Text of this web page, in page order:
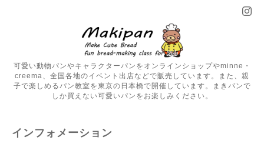
可愛い動物パンやキャラクターパンをオンラインショップやminne・
creema、全国各地のイベント出店などで販売しています。また、親
子で楽しめるパン教室を東京の日本橋で開催しています。まきパンで
しか買えない可愛いパンをお楽しみください。
インフォメーション